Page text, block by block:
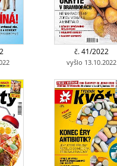
č. 41/2022
vyšlo 13.10.2022